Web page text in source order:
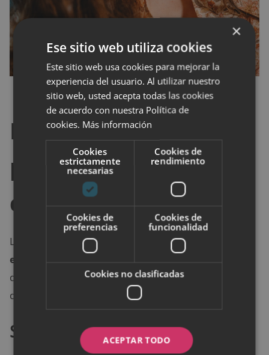
Los accesorios clave
para un look boho
chic
Los accesorios juegan un papel fundamental en el
estilo boho chic
diferencia y permiten personalizar el look. Aquí te
dejamos algunos de los más importantes:
Sombreros y diademas
×
Ese sitio web utiliza cookies
Este sitio web usa cookies para mejorar la
experiencia del usuario. Al utilizar nuestro
sitio web, usted acepta todas las cookies
de acuerdo con nuestra Política de
cookies. Más información
Cookies
estrictamente
necesarias
Cookies de
rendimiento
Cookies de
preferencias
Cookies de
funcionalidad
Cookies no clasificadas
ACEPTAR TODO